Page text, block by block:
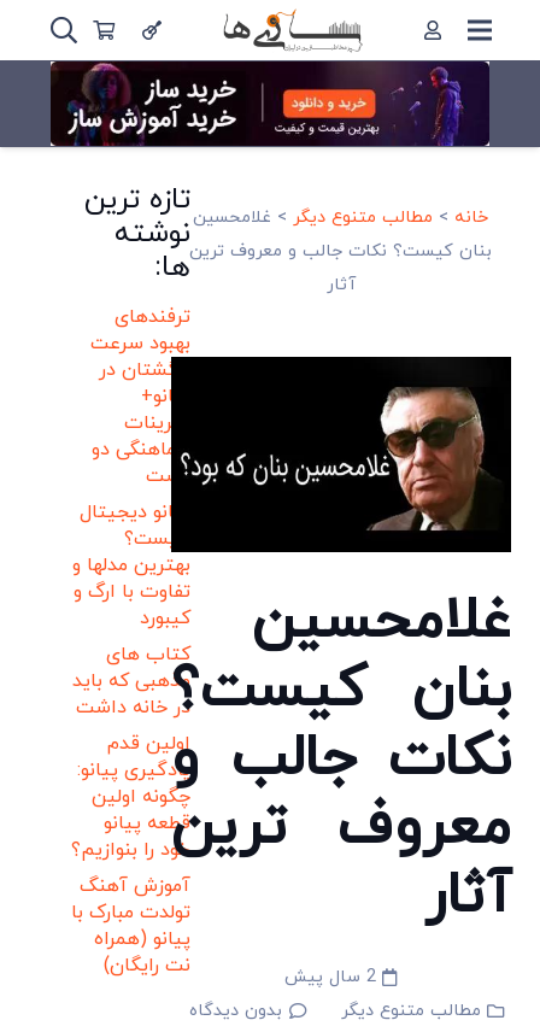
خانه > مطالب متنوع دیگر> غلامحسین
بنان کیست؟ نکات جالب و معروف ترین
آثار
غلامحسین
بنان کیست؟
نکات جالب و
معروف ترین
آثار
2 سال پیش
مطالب متنوع دیگر
بدون دیدگاه
تازه ترین
نوشته
ها:
ترفندهای
بهبود سرعت
انگشتان در
پیانو+
تمرینات
هماهنگی دو
دست
پیانو دیجیتال
چیست؟
بهترین مدلها و
تفاوت با ارگ و
کیبورد
کتاب های
مذهبی که باید
در خانه داشت
اولین قدم
یادگیری پیانو:
چگونه اولین
قطعه پیانو
خود را بنوازیم؟
آموزش آهنگ
تولدت مبارک با
پیانو (همراه
نت رایگان)